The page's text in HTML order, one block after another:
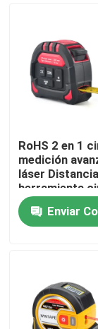
Viaje de la
Control de
Éntrenos en
Pida una cita
Cinta
profesional
RoHS 2 en 1
medición
láser
herramienta
medición de
láser Enviar